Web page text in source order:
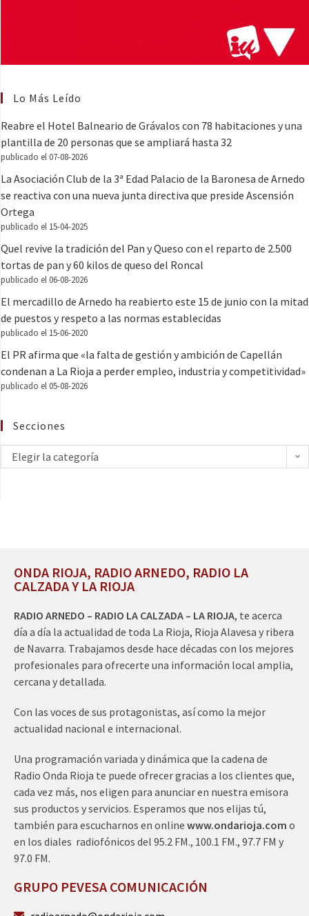
Lo Más Leído
Reabre el Hotel Balneario de Grávalos con 78 habitaciones y una
plantilla de 20 personas que se ampliará hasta 32
publicado el 07-08-2026
La Asociación Club de la 3ª Edad Palacio de la Baronesa de Arnedo
se reactiva con una nueva junta directiva que preside Ascensión
Ortega
publicado el 15-04-2025
Quel revive la tradición del Pan y Queso con el reparto de 2.500
tortas de pan y 60 kilos de queso del Roncal
publicado el 06-08-2026
El mercadillo de Arnedo ha reabierto este 15 de junio con la mitad
de puestos y respeto a las normas establecidas
publicado el 15-06-2020
El PR afirma que «la falta de gestión y ambición de Capellán
condenan a La Rioja a perder empleo, industria y competitividad»
publicado el 05-08-2026
Secciones
Elegir la categoría
ONDA RIOJA, RADIO ARNEDO, RADIO LA
CALZADA Y LA RIOJA
RADIO ARNEDO – RADIO LA CALZADA – LA RIOJA, te acerca
día a día la actualidad de toda La Rioja, Rioja Alavesa y ribera
de Navarra. Trabajamos desde hace décadas con los mejores
profesionales para ofrecerte una información local amplia,
cercana y detallada.
Con las voces de sus protagonistas, así como la mejor
actualidad nacional e internacional.
Una programación variada y dinámica que la cadena de
Radio Onda Rioja te puede ofrecer gracias a los clientes que,
cada vez más, nos eligen para anunciar en nuestra emisora
sus productos y servicios. Esperamos que nos elijas tú,
también para escucharnos en online www.ondarioja.com o
en los diales radiofónicos del 95.2 FM., 100.1 FM., 97.7 FM y
97.0 FM.
GRUPO PEVESA COMUNICACIÓN